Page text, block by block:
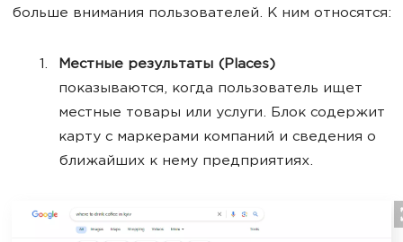
больше внимания пользователей. К ним относятся:
Местные результаты (Places)
показываются, когда пользователь ищет
местные товары или услуги. Блок содержит
карту с маркерами компаний и сведения о
ближайших к нему предприятиях.